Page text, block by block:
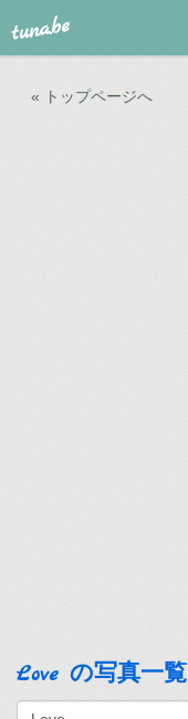
tuna.be
« トップページへ
Love の写真一覧